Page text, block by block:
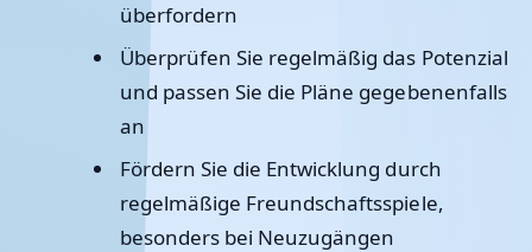
überfordern
Überprüfen Sie regelmäßig das Potenzial
und passen Sie die Pläne gegebenenfalls
an
Fördern Sie die Entwicklung durch
regelmäßige Freundschaftsspiele,
besonders bei Neuzugängen